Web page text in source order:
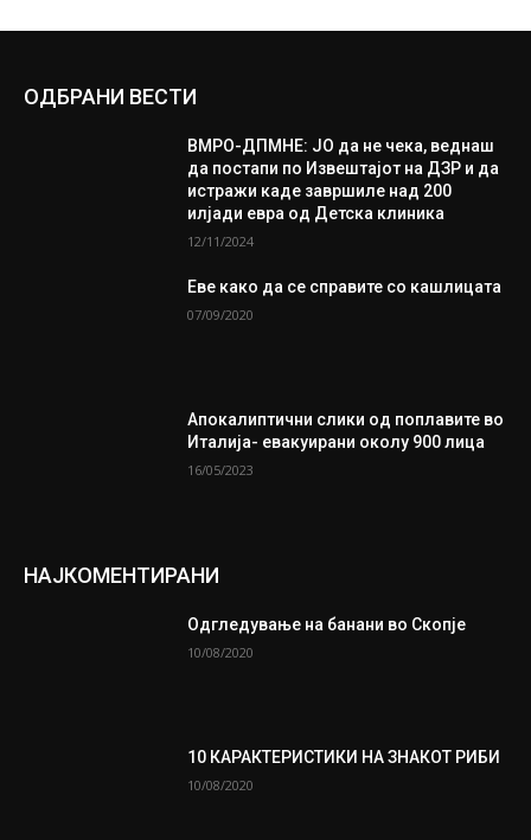
ОДБРАНИ ВЕСТИ
ВМРО-ДПМНЕ: ЈО да не чека, веднаш
да постапи по Извештајот на ДЗР и да
истражи каде завршиле над 200
илјади евра од Детска клиника
12/11/2024
Еве како да се справите со кашлицата
07/09/2020
Апокалиптични слики од поплавите во
Италија- евакуирани околу 900 лица
16/05/2023
НАЈКОМЕНТИРАНИ
Одгледување на банани во Скопје
10/08/2020
10 КАРАКТЕРИСТИКИ НА ЗНАКОТ РИБИ
10/08/2020